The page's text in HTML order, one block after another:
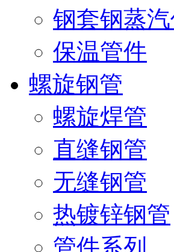
钢套钢蒸
保温管件
螺旋钢管
螺旋焊管
直缝钢管
无缝钢管
热镀锌钢管